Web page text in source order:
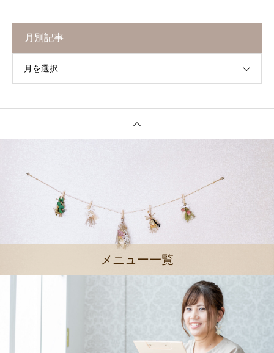
月別記事
月を選択
メニュー一覧